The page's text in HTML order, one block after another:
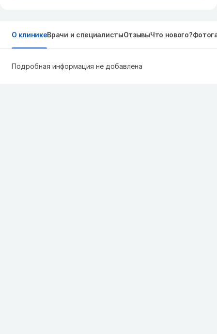
О клиникеВрачи и специалистыОтзывыЧто нового?
Подробная информация не добавлена